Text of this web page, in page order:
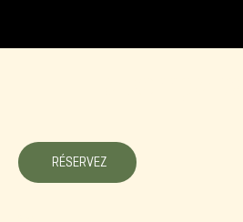
RÉSERVEZ